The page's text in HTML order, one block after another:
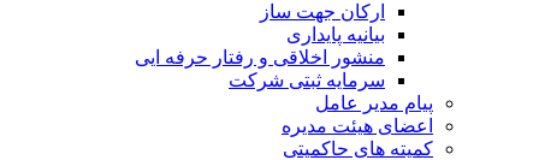
ارکان جهت ساز
بیانیه پایداری
منشور اخلاقی و رفتار حرفه ایی
سرمایه ثبتی شرکت
پیام مدیر عامل
اعضای هیئت مدیره
کمیته های حاکمیتی